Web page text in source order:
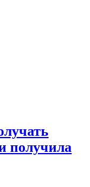
получила